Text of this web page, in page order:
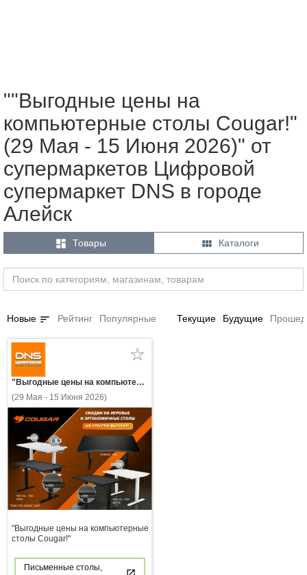
""Выгодные цены на
компьютерные столы Cougar!"
(29 Мая - 15 Июня 2026)" от
супермаркетов Цифровой
супермаркет DNS в городе
Алейск
 Товары  Каталоги
Новые sort Рейтинг Популярные Текущие Будущие
"Выгодные цены на компьютерные столы Cougar!"
(29 Мая - 15 Июня 2026)
"Выгодные цены на компьютерные
столы Cougar!"
Письменные столы,